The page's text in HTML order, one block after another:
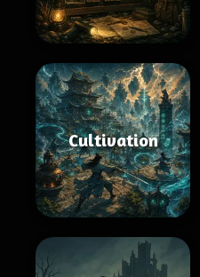
Cultivation